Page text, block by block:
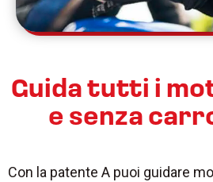
Guida tutti i
e senza
Con la patente A puoi guidare